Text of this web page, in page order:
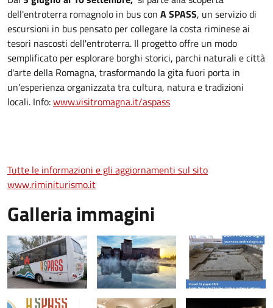
dell'entroterra romagnolo in bus con A SPASS, un servizio di
escursioni in bus pensato per collegare la costa riminese ai
tesori nascosti dell'entroterra. Il progetto offre un modo
semplificato per esplorare borghi storici, parchi naturali e città
d'arte della Romagna, trasformando la gita fuori porta in
un'esperienza organizzata tra cultura, natura e tradizioni
locali. Info:www.visitromagna.it/aspass
Tutte le informazioni e gli aggiornamenti sul sito
www.riminiturismo.it
Galleria immagini